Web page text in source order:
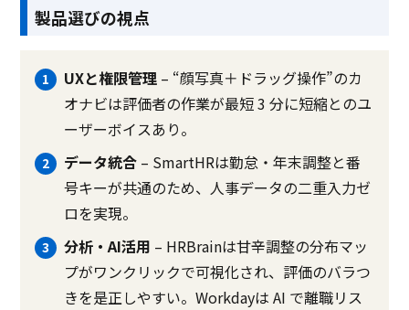
製品選びの視点
UXと権限管理 – “顔写真＋ドラッグ操作”のカ
オナビは評価者の作業が最短 3 分に短縮とのユ
ーザーボイスあり。
データ統合 – SmartHRは勤怠・年末調整と番
号キーが共通のため、人事データの二重入力ゼ
ロを実現。
分析・AI活用 – HRBrainは甘辛調整の分布マッ
プがワンクリックで可視化され、評価のバラつ
きを是正しやすい。Workdayは AI で離職リス